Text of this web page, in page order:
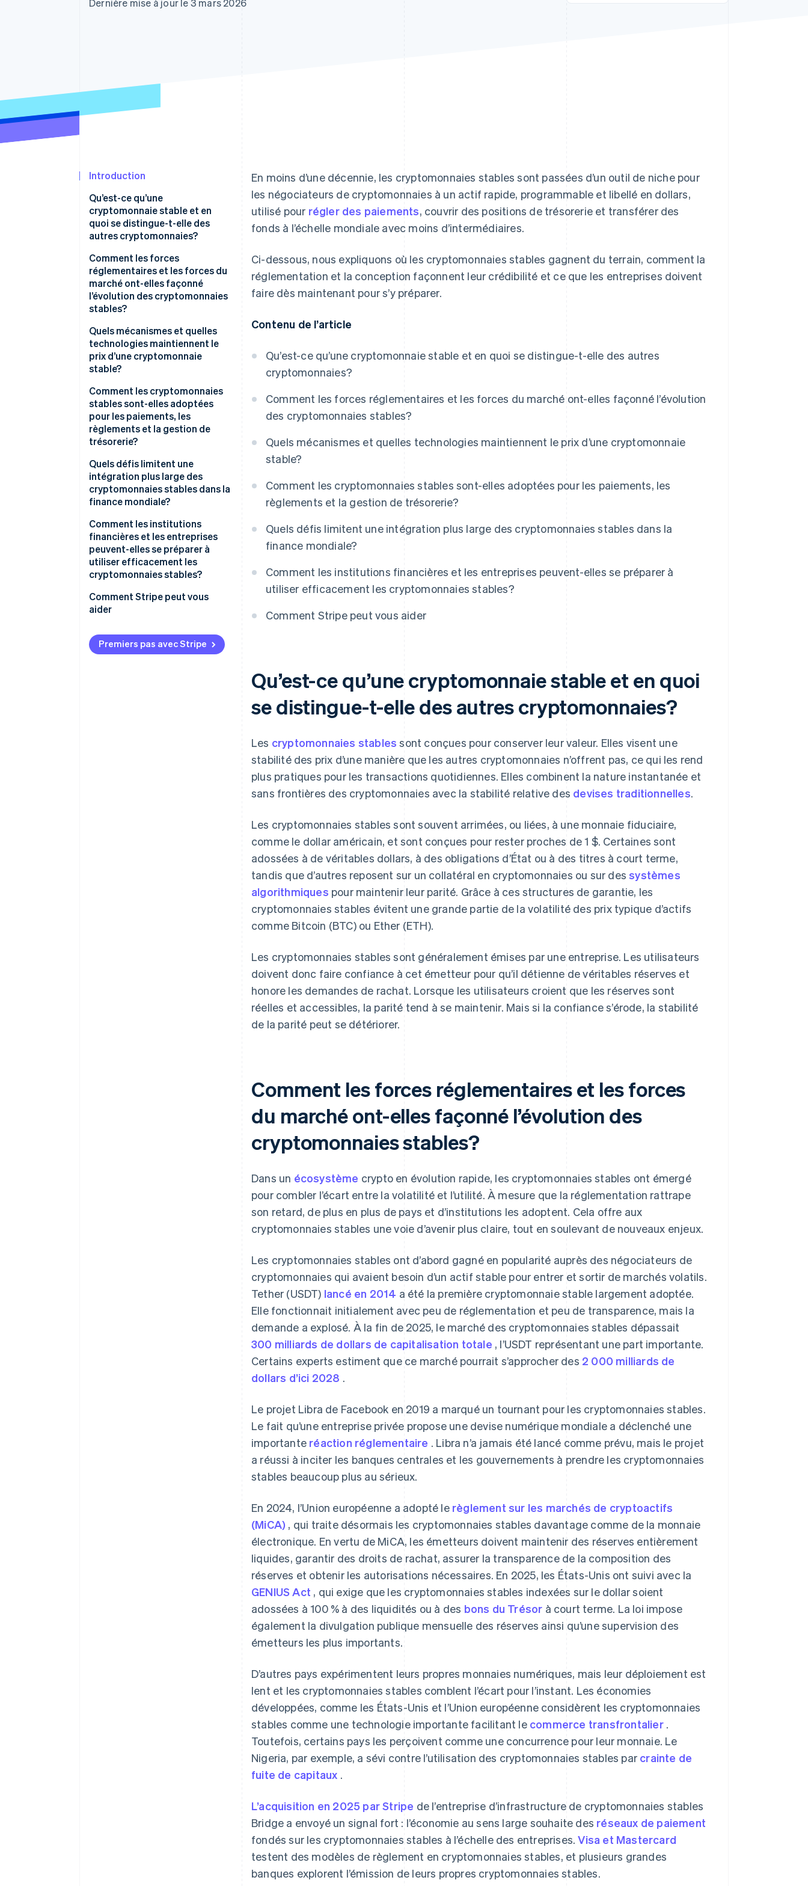
Optimisation des acceptations
Dernière mise à jour le 3 mars 2026
Introduction
Qu’est-ce qu’une
cryptomonnaie stable et en
quoi se distingue-t-elle des
autres cryptomonnaies?
Comment les forces
réglementaires et les forces du
marché ont-elles façonné
l’évolution des cryptomonnaies
stables?
Quels mécanismes et quelles
technologies maintiennent le
prix d’une cryptomonnaie
stable?
Cryptomonnaies stables
adossées à des monnaies
fiduciaires
Cryptomonnaies stables
Cryptomonnaies stables
algorithmiques
Modèles hybrides
Comment les cryptomonnaies
stables sont-elles adoptées
pour les paiements, les
règlements et la gestion de
trésorerie?
Quels défis limitent une
intégration plus large des
cryptomonnaies stables dans la
finance mondiale?
Comment les institutions
financières et les entreprises
peuvent-elles se préparer à
utiliser efficacement les
cryptomonnaies stables?
Comment Stripe peut vous
aider
Premiers pas avec Stripe
En moins d’une décennie, les cryptomonnaies stables sont passées d’un outil de niche pour
les négociateurs de cryptomonnaies à un actif rapide, programmable et libellé en dollars,
utilisé pour régler des paiements, couvrir des positions de trésorerie et transférer des
fonds à l’échelle mondiale avec moins d’intermédiaires.
Ci-dessous, nous expliquons où les cryptomonnaies stables gagnent du terrain, comment la
réglementation et la conception façonnent leur crédibilité et ce que les entreprises doivent
faire dès maintenant pour s’y préparer.
Contenu de l’article
Qu’est-ce qu’une cryptomonnaie stable et en quoi se distingue-t-elle des autres
cryptomonnaies?
Comment les forces réglementaires et les forces du marché ont-elles façonné l’évolution
des cryptomonnaies stables?
Quels mécanismes et quelles technologies maintiennent le prix d’une cryptomonnaie
stable?
Comment les cryptomonnaies stables sont-elles adoptées pour les paiements, les
règlements et la gestion de trésorerie?
Quels défis limitent une intégration plus large des cryptomonnaies stables dans la
finance mondiale?
Comment les institutions financières et les entreprises peuvent-elles se préparer à
utiliser efficacement les cryptomonnaies stables?
Comment Stripe peut vous aider
Qu’est-ce qu’une cryptomonnaie stable et en quoi
se distingue-t-elle des autres cryptomonnaies?
Les cryptomonnaies stables sont conçues pour conserver leur valeur. Elles visent une
stabilité des prix d’une manière que les autres cryptomonnaies n’offrent pas, ce qui les rend
plus pratiques pour les transactions quotidiennes. Elles combinent la nature instantanée et
sans frontières des cryptomonnaies avec la stabilité relative des devises traditionnelles.
Les cryptomonnaies stables sont souvent arrimées, ou liées, à une monnaie fiduciaire,
comme le dollar américain, et sont conçues pour rester proches de 1 $. Certaines sont
adossées à de véritables dollars, à des obligations d’État ou à des titres à court terme,
tandis que d’autres reposent sur un collatéral en cryptomonnaies ou sur dessystèmes
algorithmiques pour maintenir leur parité. Grâce à ces structures de garantie, les
cryptomonnaies stables évitent une grande partie de la volatilité des prix typique d’actifs
comme Bitcoin (BTC) ou Ether (ETH).
Les cryptomonnaies stables sont généralement émises par une entreprise. Les utilisateurs
doivent donc faire confiance à cet émetteur pour qu’il détienne de véritables réserves et
honore les demandes de rachat. Lorsque les utilisateurs croient que les réserves sont
réelles et accessibles, la parité tend à se maintenir. Mais si la confiance s’érode, la stabilité
de la parité peut se détériorer.
Comment les forces réglementaires et les forces
du marché ont-elles façonné l’évolution des
cryptomonnaies stables?
Dans un écosystème crypto en évolution rapide, les cryptomonnaies stables ont émergé
pour combler l’écart entre la volatilité et l’utilité. À mesure que la réglementation rattrape
son retard, de plus en plus de pays et d’institutions les adoptent. Cela offre aux
cryptomonnaies stables une voie d’avenir plus claire, tout en soulevant de nouveaux enjeux.
Les cryptomonnaies stables ont d’abord gagné en popularité auprès des négociateurs de
cryptomonnaies qui avaient besoin d’un actif stable pour entrer et sortir de marchés volatils.
Tether (USDT) lancé en 2014 a été la première cryptomonnaie stable largement adoptée.
Elle fonctionnait initialement avec peu de réglementation et peu de transparence, mais la
demande a explosé. À la fin de 2025, le marché des cryptomonnaies stables dépassait
300 milliards de dollars de capitalisation totale , l’USDT représentant une part importante.
Certains experts estiment que ce marché pourrait s’approcher des 2 000 milliards de
dollars d’ici 2028 .
Le projet Libra de Facebook en 2019 a marqué un tournant pour les cryptomonnaies stables.
Le fait qu’une entreprise privée propose une devise numérique mondiale a déclenché une
importante réaction réglementaire . Libra n’a jamais été lancé comme prévu, mais le projet
a réussi à inciter les banques centrales et les gouvernements à prendre les cryptomonnaies
stables beaucoup plus au sérieux.
En 2024, l’Union européenne a adopté le règlement sur les marchés de cryptoactifs
(MiCA) , qui traite désormais les cryptomonnaies stables davantage comme de la monnaie
électronique. En vertu de MiCA, les émetteurs doivent maintenir des réserves entièrement
liquides, garantir des droits de rachat, assurer la transparence de la composition des
réserves et obtenir les autorisations nécessaires. En 2025, les États-Unis ont suivi avec la
GENIUS Act , qui exige que les cryptomonnaies stables indexées sur le dollar soient
adossées à 100 % à des liquidités ou à des bons du Trésor à court terme. La loi impose
également la divulgation publique mensuelle des réserves ainsi qu’une supervision des
émetteurs les plus importants.
D’autres pays expérimentent leurs propres monnaies numériques, mais leur déploiement est
lent et les cryptomonnaies stables comblent l’écart pour l’instant. Les économies
développées, comme les États-Unis et l’Union européenne considèrent les cryptomonnaies
stables comme une technologie importante facilitant le commerce transfrontalier .
Toutefois, certains pays les perçoivent comme une concurrence pour leur monnaie. Le
Nigeria, par exemple, a sévi contre l’utilisation des cryptomonnaies stables par crainte de
fuite de capitaux .
L’acquisition en 2025 par Stripe de l’entreprise d’infrastructure de cryptomonnaies stables
Bridge a envoyé un signal fort : l’économie au sens large souhaite des réseaux de paiement
fondés sur les cryptomonnaies stables à l’échelle des entreprises.Visa et Mastercard
testent des modèles de règlement en cryptomonnaies stables, et plusieurs grandes
banques explorent l’émission de leurs propres cryptomonnaies stables.